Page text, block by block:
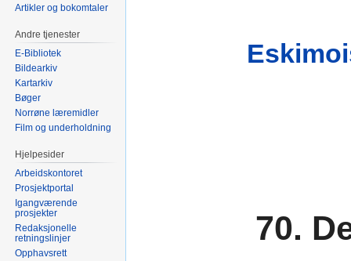
70.
Artikler og bokomtaler
Andre tjenester
E-Bibliotek
Bildearkiv
Kartarkiv
Bøger
Norrøne læremidler
Film og underholdning
Hjelpesider
Arbeidskontoret
Prosjektportal
Igangværende
prosjekter
Redaksjonelle
retningslinjer
Opphavsrett